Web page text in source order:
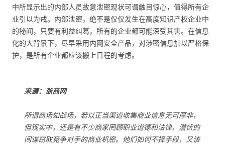
中所显示出的内部人员故意泄密现状可谓触目惊心，值得所有企
业引以为戒。内部泄密，绝不是仅仅发生在高度知识产权企业中
的秘闻，只要有利益纠葛，所有的企业都可能深受其害。在信息
化的大背景下，尽早采用内网安全产品，对涉密信息加以严格保
护，是所有企业都应该搬上日程的考虑。
来源：浙商网
所谓商场如战场，若以正当渠道收集商业信息无可厚非，
但现实中，还是有不少商家罔顾职业道德和法律，潜伏的
间谍窃取竞争对手的商业机密。他们如何不择手段，又该